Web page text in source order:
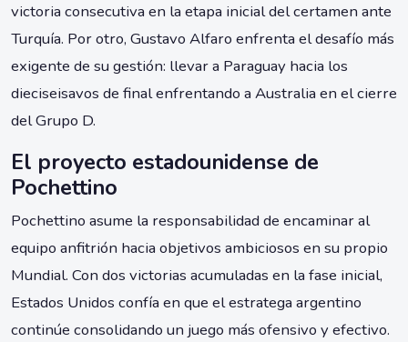
victoria consecutiva en la etapa inicial del certamen ante
Turquía. Por otro, Gustavo Alfaro enfrenta el desafío más
exigente de su gestión: llevar a Paraguay hacia los
dieciseisavos de final enfrentando a Australia en el cierre
del Grupo D.
El proyecto estadounidense de
Pochettino
Pochettino asume la responsabilidad de encaminar al
equipo anfitrión hacia objetivos ambiciosos en su propio
Mundial. Con dos victorias acumuladas en la fase inicial,
Estados Unidos confía en que el estratega argentino
continúe consolidando un juego más ofensivo y efectivo.